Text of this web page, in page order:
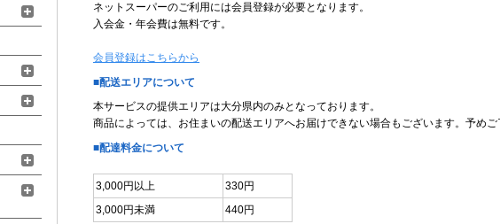
ネットスーパーのご利用には会員登録が必要となります。
入会金・年会費は無料です。
会員登録はこちらから
■配送エリアについて
本サービスの提供エリアは大分県内のみとなっております。
商品によっては、お住まいの配送エリアへお届けできない場合もございます。予めご
■配達料金について
3,000円以上
330円
3,000円未満
440円